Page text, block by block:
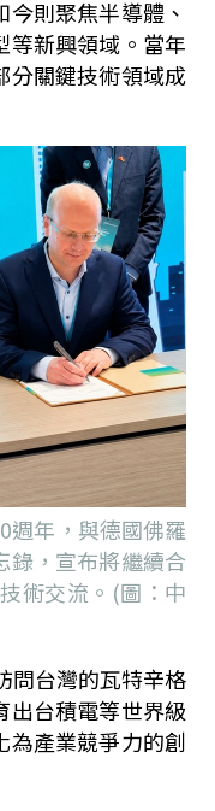
則聚焦半導體、
等新興領域。當年
分關鍵技術領域成
週年，與德國佛羅
錄，宣布將繼續合
術交流。(圖：中
問台灣的瓦特辛格
出台積電等世界級
為產業競爭力的創